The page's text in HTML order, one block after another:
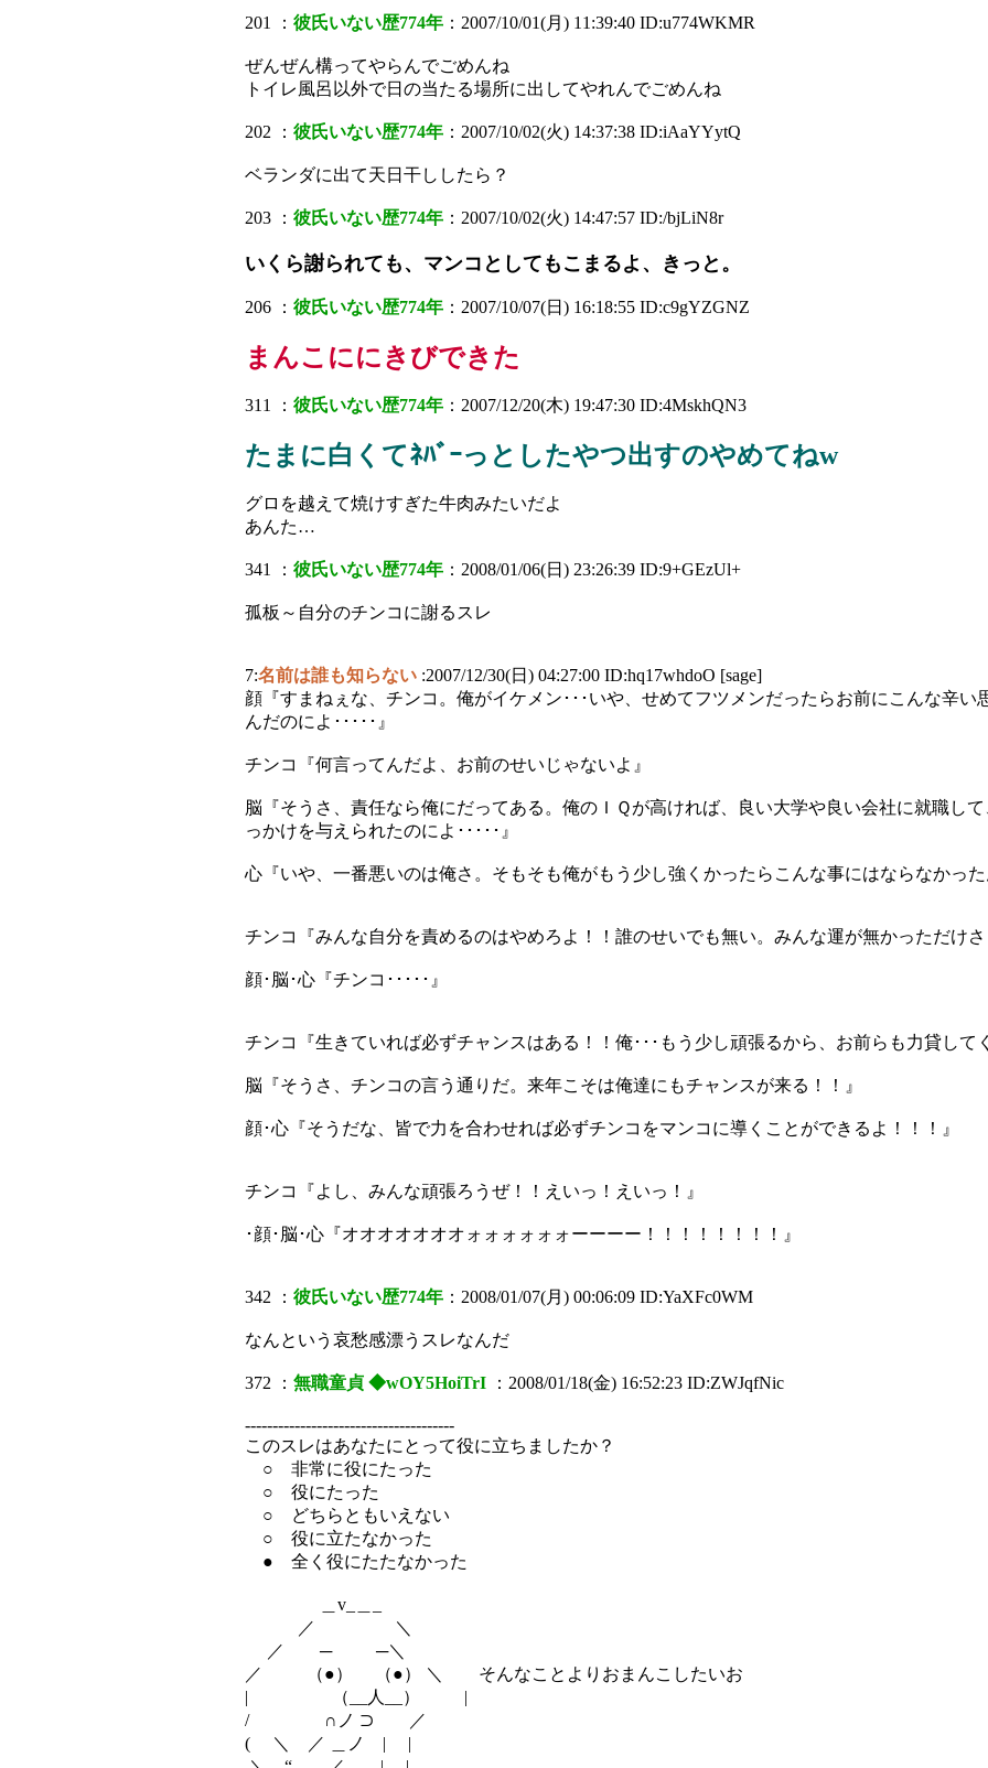
201 ： 彼氏いない歴774年 ：2007/10/01(月) 11:39:40 ID:u774WKMR
ぜんぜん構ってやらんでごめんね
トイレ風呂以外で日の当たる場所に出してやれんでごめんね
202 ： 彼氏いない歴774年 ：2007/10/02(火) 14:37:38 ID:iAaYYytQ
ベランダに出て天日干ししたら？
203 ： 彼氏いない歴774年 ：2007/10/02(火) 14:47:57 ID:/bjLiN8r
いくら謝られても、マンコとしてもこまるよ、きっと。
206 ： 彼氏いない歴774年 ：2007/10/07(日) 16:18:55 ID:c9gYZGNZ
まんこににきびできた
311 ： 彼氏いない歴774年 ：2007/12/20(木) 19:47:30 ID:4MskhQN3
たまに白くてﾈﾊﾞｰっとしたやつ出すのやめてねw
グロを越えて焼けすぎた牛肉みたいだよ
あんた…
341 ： 彼氏いない歴774年 ：2008/01/06(日) 23:26:39 ID:9+GEzUl+
孤板～自分のチンコに謝るスレ
7:名前は誰も知らない :2007/12/30(日) 04:27:00 ID:hq17whdoO [sage]
顔『すまねぇな、チンコ。俺がイケメン･･･いや、せめてフツメンだったらお前にこんな辛い
んだのによ･････』
チンコ『何言ってんだよ、お前のせいじゃないよ』
脳『そうさ、責任なら俺にだってある。俺のＩＱが高ければ、良い大学や良い会社に就職して
っかけを与えられたのによ･････』
心『いや、一番悪いのは俺さ。そもそも俺がもう少し強くかったらこんな事にはならなかった
チンコ『みんな自分を責めるのはやめろよ！！誰のせいでも無い。みんな運が無かっただけさ
顔･脳･心『チンコ･････』
チンコ『生きていれば必ずチャンスはある！！俺･･･もう少し頑張るから、お前らも力貸して
脳『そうさ、チンコの言う通りだ。来年こそは俺達にもチャンスが来る！！』
顔･心『そうだな、皆で力を合わせれば必ずチンコをマンコに導くことができるよ！！！』
チンコ『よし、みんな頑張ろうぜ！！えいっ！えいっ！』
･顔･脳･心『オオオオオオオォォォォォォーーーー！！！！！！！！』
342 ： 彼氏いない歴774年 ：2008/01/07(月) 00:06:09 ID:YaXFc0WM
なんという哀愁感漂うスレなんだ
372 ： 無職童貞 ◆wOY5HoiTrI ：2008/01/18(金) 16:52:23 ID:ZWJqfNic
--------------------------------------
このスレはあなたにとって役に立ちましたか？
○ 非常に役にたった
○ 役にたった
○ どちらともいえない
○ 役に立たなかった
● 全く役にたたなかった
＿v_＿_
／ ＼
／ ─ ─＼
／ （●） （●） ＼ そんなことよりおまんこしたいお
| （__人__） |
/ ∩ノ ⊃ ／
( ＼ ／ ＿ノ | |